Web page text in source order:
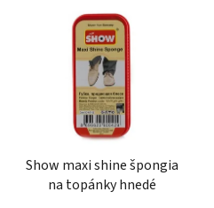
Show maxi shine špongia
na topánky hnedé